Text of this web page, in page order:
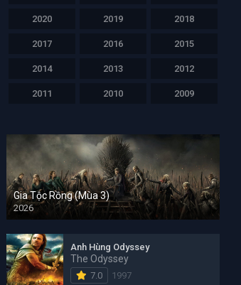
2020 2019 2018
2017 2016 2015
2014 2013 2012
2011 2010 2009
Gia Tộc Rồng (Mùa 3)
2026
Anh Hùng Odyssey
The Odyssey
7.0 1997